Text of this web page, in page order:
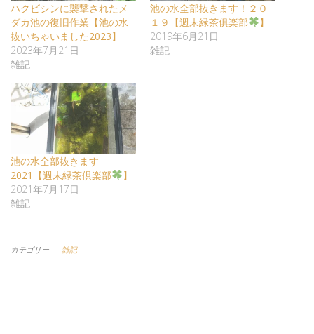
ハクビシンに襲撃されたメ
ダカ池の復旧作業【池の水
抜いちゃいました2023】
2023年7月21日
雑記
池の水全部抜きます！２０
１９【週末緑茶俱楽部
】
2019年6月21日
雑記
池の水全部抜きます
2021【週末緑茶倶楽部
】
2021年7月17日
雑記
カテゴリー 雑記